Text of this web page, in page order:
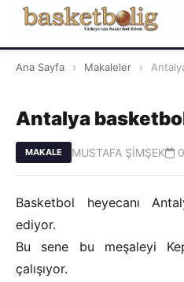
Ana Sayfa › Makaleler ›
Antalya
MAKALE MUSTAFA ŞİMŞEK
Basketbol heyecanı
ediyor.
Bu sene bu meşaleyi
çalışıyor.